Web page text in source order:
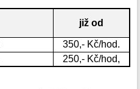
již od
350,- Kč/hod.
250,- Kč/hod,